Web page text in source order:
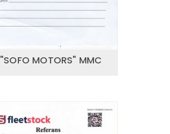
"SOFO MOTORS" MMC